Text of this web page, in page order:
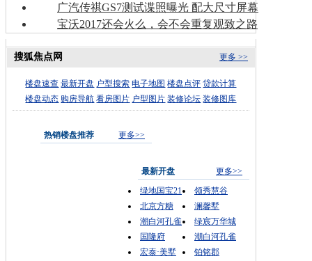
广汽传祺GS7测试谍照曝光 配大尺寸屏幕
宝沃2017还会火么，会不会重复观致之路
更多 >>
搜狐焦点网
楼盘速查 最新开盘 户型搜索 电子地图 楼盘点评 贷款计算
楼盘动态 购房导航 看房图片 户型图片 装修论坛 装修图库
热销楼盘推荐 更多>>
最新开盘
更多>>
绿地国宝21
领秀慧谷
北京方糖
澜馨墅
潮白河孔雀
绿宸万华城
国隆府
潮白河孔雀
宏泰·美墅
铂铭郡